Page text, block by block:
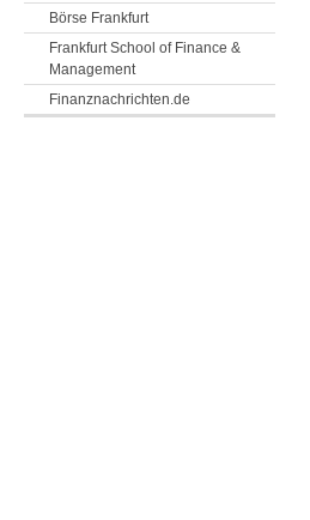
Börse Frankfurt
Frankfurt School of Finance &
Management
Finanznachrichten.de